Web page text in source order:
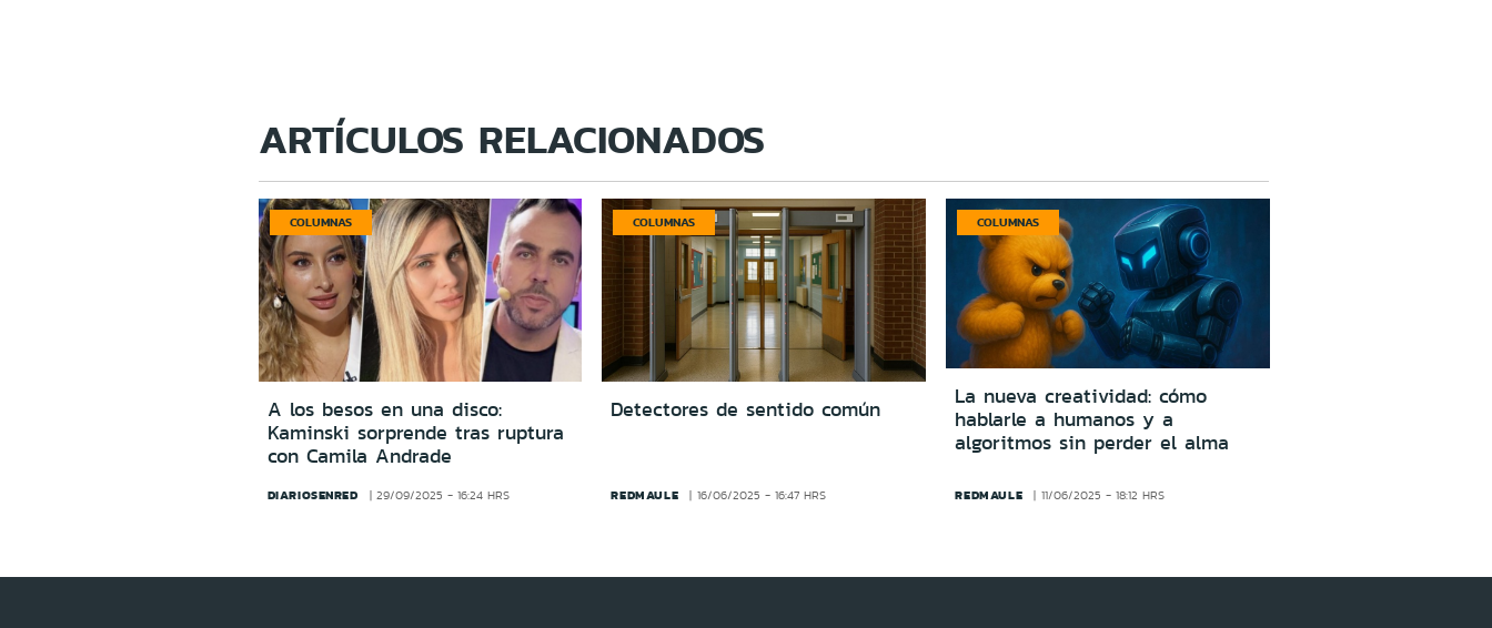
ARTÍCULOS RELACIONADOS
COLUMNAS
A los besos en una disco:
Kaminski sorprende tras ruptura
con Camila Andrade
DIARIOSENRED 29/09/2025 - 16:24 HRS
COLUMNAS
Detectores de sentido común
REDMAULE 16/06/2025 - 16:47 HRS
COLUMNAS
La nueva creatividad: cómo
hablarle a humanos y a
algoritmos sin perder el alma
REDMAULE 11/06/2025 - 18:12 HRS